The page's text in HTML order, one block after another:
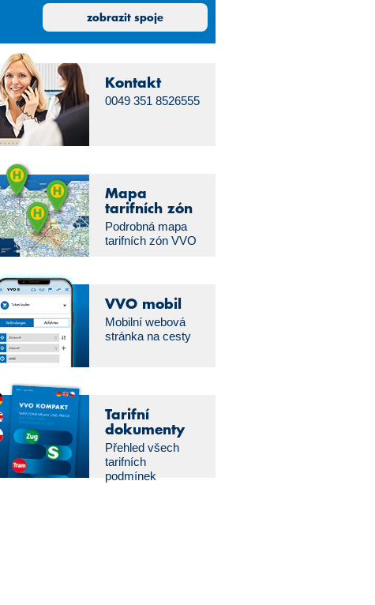
30 31 1
6 7 8
11 12
18 19 20 21
25 26 27 28 29
1 2 3
zobrazit spoje
Kontakt
0049 351 8526555
Mapa
tarifních zón
Podrobná mapa
tarifních zón VVO
VVO mobil
Mobilní webová
stránka na cesty
Tarifní
dokumenty
Přehled všech
tarifních
podmínek